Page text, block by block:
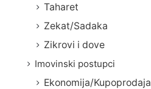
Taharet
Zekat/Sadaka
Zikrovi i dove
Imovinski postupci
Ekonomija/Kupoprodaja